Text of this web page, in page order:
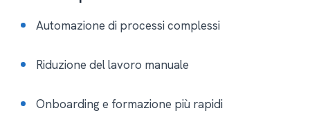
Automazione di processi complessi
Riduzione del lavoro manuale
Onboarding e formazione più rapidi